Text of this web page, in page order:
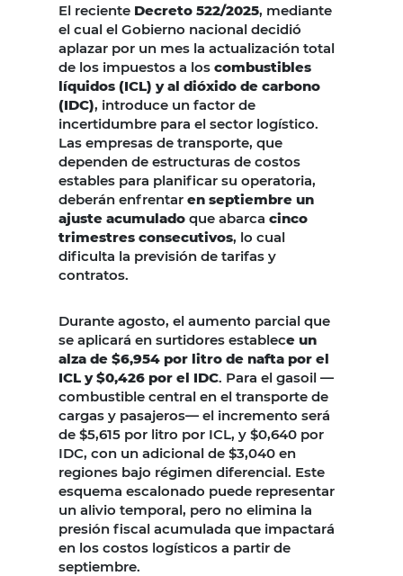
El reciente Decreto 522/2025, mediante
el cual el Gobierno nacional decidió
aplazar por un mes la actualización total
de los impuestos a los combustibles
líquidos (ICL) y al dióxido de carbono
(IDC), introduce un factor de
incertidumbre para el sector logístico.
Las empresas de transporte, que
dependen de estructuras de costos
estables para planificar su operatoria,
deberán enfrentar en septiembre un
ajuste acumulado que abarca cinco
trimestres consecutivos, lo cual
dificulta la previsión de tarifas y
contratos.
Durante agosto, el aumento parcial que
se aplicará en surtidores establece un
alza de $6,954 por litro de nafta por el
ICL y $0,426 por el IDC. Para el gasoil —
combustible central en el transporte de
cargas y pasajeros— el incremento será
de $5,615 por litro por ICL, y $0,640 por
IDC, con un adicional de $3,040 en
regiones bajo régimen diferencial. Este
esquema escalonado puede representar
un alivio temporal, pero no elimina la
presión fiscal acumulada que impactará
en los costos logísticos a partir de
septiembre.